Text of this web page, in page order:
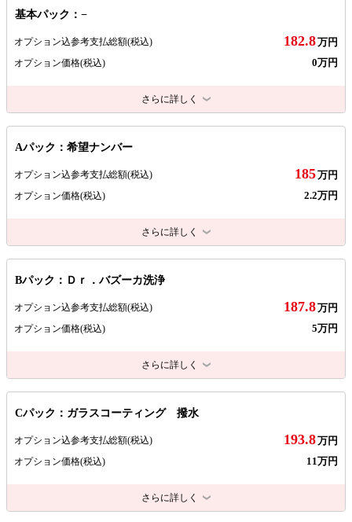
基本パック：−
オプション込参考支払総額(税込) 182.8万円
オプション価格(税込) 0万円
さらに詳しく
Aパック：希望ナンバー
オプション込参考支払総額(税込) 185万円
オプション価格(税込) 2.2万円
さらに詳しく
Bパック：Ｄｒ．バズーカ洗浄
オプション込参考支払総額(税込) 187.8万円
オプション価格(税込) 5万円
さらに詳しく
Cパック：ガラスコーティング 撥水
オプション込参考支払総額(税込) 193.8万円
オプション価格(税込) 11万円
さらに詳しく